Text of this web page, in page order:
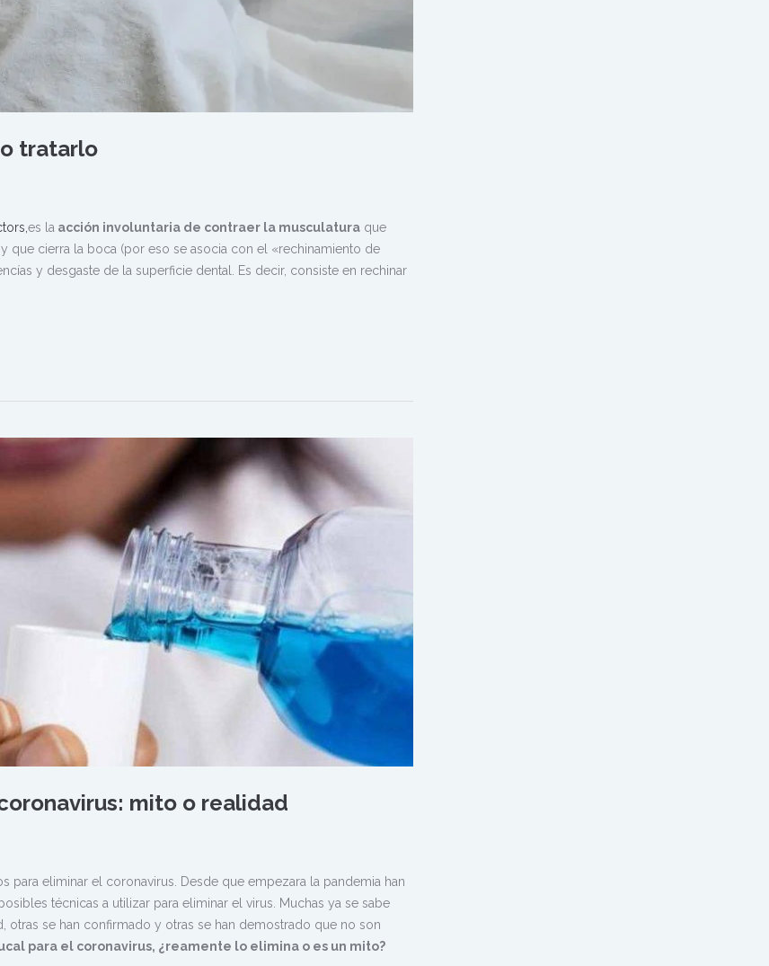
tratarlo
es la acción involuntaria de contraer la musculatura que
que cierra la boca (por eso se asocia con el «rechinamiento de
y desgaste de la superficie dental. Es decir, consiste en rechinar
mito o realidad
para eliminar el coronavirus. Desde que empezara la pandemia han
técnicas a utilizar para eliminar el virus. Muchas ya se sabe
otras se han confirmado y otras se han demostrado que no son
para el coronavirus, ¿reamente lo elimina o es un mito?